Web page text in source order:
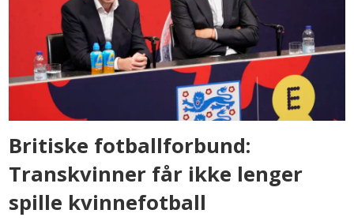
Britiske fotballforbund:
Transkvinner får ikke lenger
spille kvinnefotball